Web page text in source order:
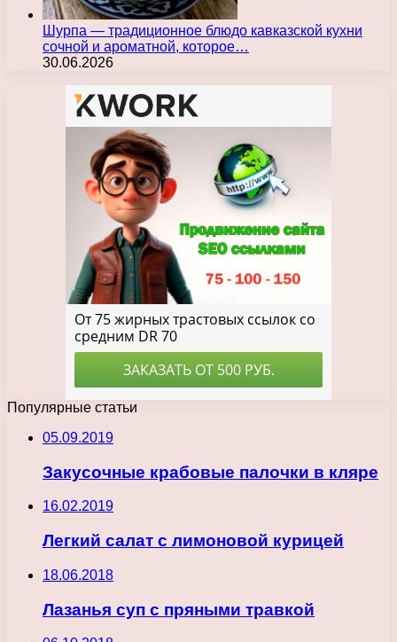
Шурпа — традиционное блюдо кавказской кухни
сочной и ароматной, которое…
30.06.2026
Популярные статьи
05.09.2019
Закусочные крабовые палочки в кляре
16.02.2019
Легкий салат с лимоновой курицей
18.06.2018
Лазанья суп с пряными травкой